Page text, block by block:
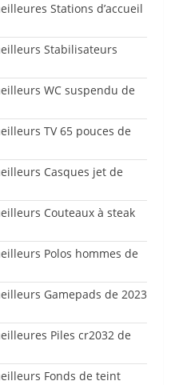
Stations d’accueil
Stabilisateurs
WC suspendu de
TV 65 pouces de
Casques jet de
Couteaux à steak
Polos hommes de
Gamepads de 2023
Piles cr2032 de
Fonds de teint